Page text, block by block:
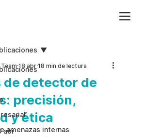
amenazas internas
de detector de
precisión,
y ética
18 abr 18 min de lectura
abr